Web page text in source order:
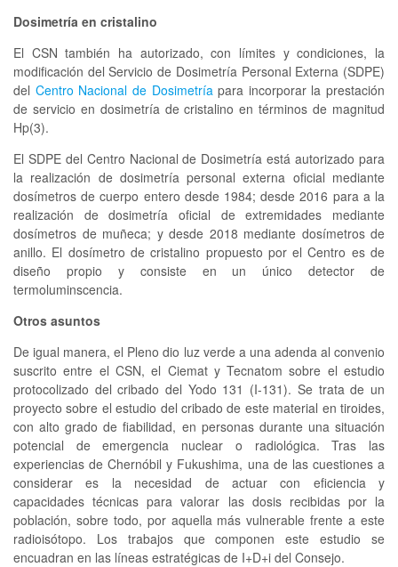
Dosimetría en cristalino
El CSN también ha autorizado, con límites y condiciones, la
modificación del Servicio de Dosimetría Personal Externa (SDPE)
del Centro Nacional de Dosimetría para incorporar la prestación
de servicio en dosimetría de cristalino en términos de magnitud
Hp(3).
El SDPE del Centro Nacional de Dosimetría está autorizado para
la realización de dosimetría personal externa oficial mediante
dosímetros de cuerpo entero desde 1984; desde 2016 para a la
realización de dosimetría oficial de extremidades mediante
dosímetros de muñeca; y desde 2018 mediante dosímetros de
anillo. El dosímetro de cristalino propuesto por el Centro es de
diseño propio y consiste en un único detector de
termoluminscencia.
Otros asuntos
De igual manera, el Pleno dio luz verde a una adenda al convenio
suscrito entre el CSN, el Ciemat y Tecnatom sobre el estudio
protocolizado del cribado del Yodo 131 (I-131). Se trata de un
proyecto sobre el estudio del cribado de este material en tiroides,
con alto grado de fiabilidad, en personas durante una situación
potencial de emergencia nuclear o radiológica. Tras las
experiencias de Chernóbil y Fukushima, una de las cuestiones a
considerar es la necesidad de actuar con eficiencia y
capacidades técnicas para valorar las dosis recibidas por la
población, sobre todo, por aquella más vulnerable frente a este
radioisótopo. Los trabajos que componen este estudio se
encuadran en las líneas estratégicas de I+D+i del Consejo.